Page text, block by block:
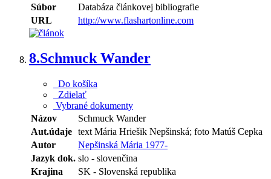
Súbor
Databáza článkovej bibliografie
URL
http://www.flashartonline.com
8.Schmuck Wander
Do košíka
Zdielať
Vybrané dokumenty
Názov
Schmuck Wander
Aut.údaje text Mária Hriešik Nepšinská; foto Matúš Cepka
Autor
Nepšinská Mária 1977-
Jazyk dok. slo - slovenčina
Krajina
SK - Slovenská republika